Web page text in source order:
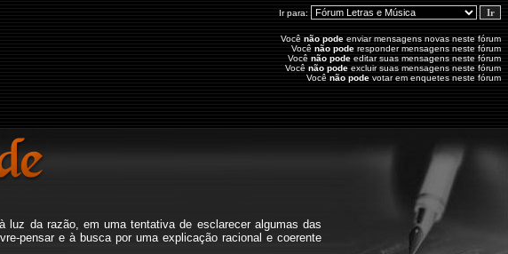
Ir para:
Vocênão pode enviar mensagens novas neste fórum
Vocênão pode responder mensagens neste fórum
Vocênão pode editar suas mensagens neste fórum
Vocênão pode excluir suas mensagens neste fórum
Vocênão pode votar em enquetes neste fórum
luz da razão, em uma tentativa de esclarecer algumas das
pensar e à busca por uma explicação racional e coerente